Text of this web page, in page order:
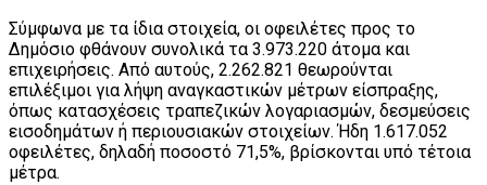
Σύμφωνα με τα ίδια στοιχεία, οι οφειλέτες προς το
Δημόσιο φθάνουν συνολικά τα 3.973.220 άτομα και
επιχειρήσεις. Από αυτούς, 2.262.821 θεωρούνται
επιλέξιμοι για λήψη αναγκαστικών μέτρων είσπραξης,
όπως κατασχέσεις τραπεζικών λογαριασμών, δεσμεύσεις
εισοδημάτων ή περιουσιακών στοιχείων. Ήδη 1.617.052
οφειλέτες, δηλαδή ποσοστό 71,5%, βρίσκονται υπό τέτοια
μέτρα.